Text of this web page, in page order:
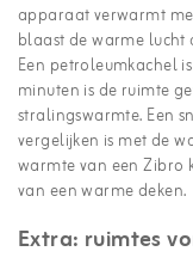
apparaat verwarmt
blaast de warme lucht
Een petroleumkachel
minuten is de ruimte
stralingswarmte. Een
vergelijken is met de
warmte van een Zibro
van een warme deken.
Extra: ruimtes